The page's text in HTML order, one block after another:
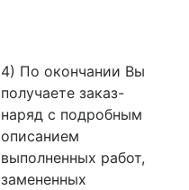
4) По окончании Вы
получаете заказ-
наряд с подробным
описанием
выполненных работ,
замененных